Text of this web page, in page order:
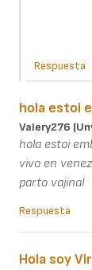
Respuesta
hola estoi
Valery276
hola estoi
vivo en
parto vajinal
Respuesta
Hola soy